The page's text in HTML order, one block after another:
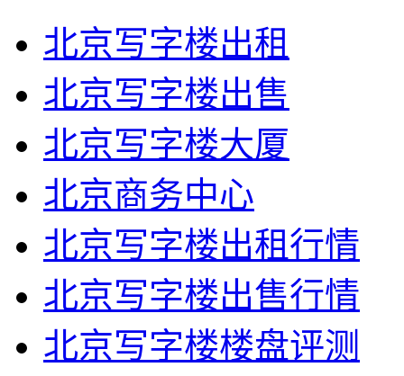
北京写字楼出租
北京写字楼出售
北京写字楼大厦
北京商务中心
北京写字楼出租行情
北京写字楼出售行情
北京写字楼楼盘评测